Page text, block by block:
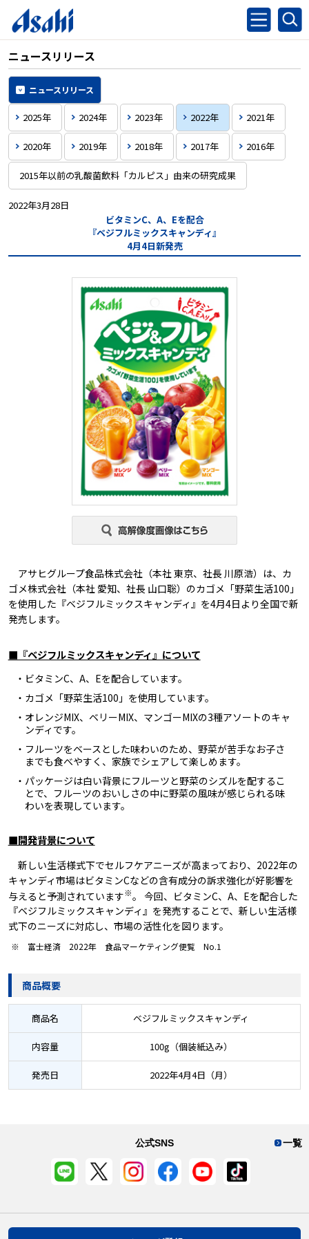
ニュースリリース
ニュースリリース
2025年 2024年 2023年 2022年 2021年
2020年 2019年 2018年 2017年 2016年
2015年以前の乳酸菌飲料「カルピス」由来の研究成果
2022年3月28日
ビタミンC、A、Eを配合
『ベジフルミックスキャンディ』
4月4日新発売
アサヒグループ食品株式会社（本社 東京、社長 川原浩）は、カ
ゴメ株式会社（本社 愛知、社長 山口聡）のカゴメ「野菜生活100」
を使用した『ベジフルミックスキャンディ』を4月4日より全国で新
発売します。
■『ベジフルミックスキャンディ』について
・ビタミンC、A、Eを配合しています。
・カゴメ「野菜生活100」を使用しています。
・オレンジMIX、ベリーMIX、マンゴーMIXの3種アソートのキャ
ンディです。
・フルーツをベースとした味わいのため、野菜が苦手なお子さ
までも食べやすく、家族でシェアして楽しめます。
・パッケージは白い背景にフルーツと野菜のシズルを配するこ
とで、フルーツのおいしさの中に野菜の風味が感じられる味
わいを表現しています。
■開発背景について
新しい生活様式下でセルフケアニーズが高まっており、2022年の
キャンディ市場はビタミンCなどの含有成分の訴求強化が好影響を
与えると予測されています※。 今回、ビタミンC、A、Eを配合した
『ベジフルミックスキャンディ』を発売することで、新しい生活様
式下のニーズに対応し、市場の活性化を図ります。
※ 富士経済 2022年 食品マーケティング便覧 No.1
商品概要
商品名 ベジフルミックスキャンディ
内容量 100g（個装紙込み）
発売日 2022年4月4日（月）
一覧
公式SNS